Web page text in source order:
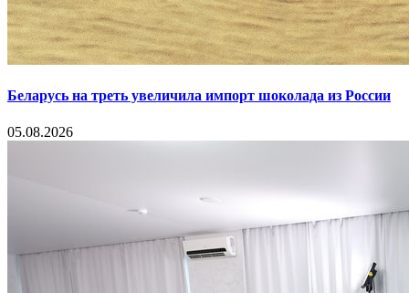
Беларусь на треть увеличила импорт шоколада из России
05.08.2026